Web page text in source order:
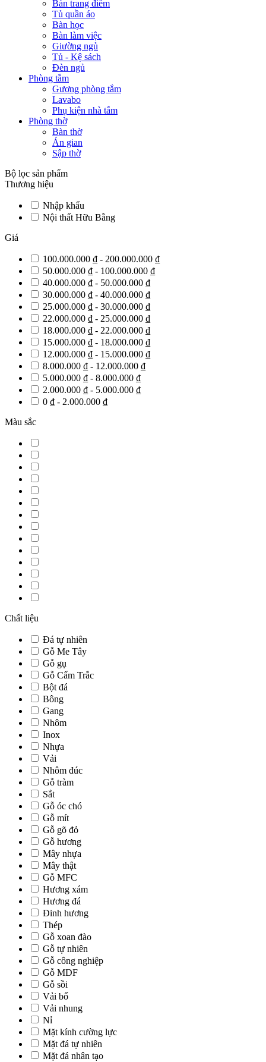
Bàn trang điểm
Tủ quần áo
Bàn học
Bàn làm việc
Giường ngủ
Tủ - Kệ sách
Đèn ngủ
Phòng tắm
Gương phòng tắm
Lavabo
Phụ kiện nhà tắm
Phòng thờ
Bàn thờ
Án gian
Sập thờ
Bộ lọc sản phẩm
Thương hiệu
Nhập khẩu
Nội thất Hữu Bằng
Giá
100.000.000 ₫ - 200.000.000 ₫
50.000.000 ₫ - 100.000.000 ₫
40.000.000 ₫ - 50.000.000 ₫
30.000.000 ₫ - 40.000.000 ₫
25.000.000 ₫ - 30.000.000 ₫
22.000.000 ₫ - 25.000.000 ₫
18.000.000 ₫ - 22.000.000 ₫
15.000.000 ₫ - 18.000.000 ₫
12.000.000 ₫ - 15.000.000 ₫
8.000.000 ₫ - 12.000.000 ₫
5.000.000 ₫ - 8.000.000 ₫
2.000.000 ₫ - 5.000.000 ₫
0 ₫ - 2.000.000 ₫
Màu sắc
Chất liệu
Đá tự nhiên
Gỗ Me Tây
Gỗ gụ
Gỗ Cẩm Trắc
Bột đá
Bông
Gang
Nhôm
Inox
Nhựa
Vải
Nhôm đúc
Gỗ tràm
Sắt
Gỗ óc chó
Gỗ mít
Gỗ gõ đỏ
Gỗ hương
Mây nhựa
Mây thật
Gỗ MFC
Hương xám
Hương đá
Đinh hương
Thép
Gỗ xoan đào
Gỗ tự nhiên
Gỗ công nghiệp
Gỗ MDF
Gỗ sồi
Vải bố
Vải nhung
Nỉ
Mặt kính cường lực
Mặt đá tự nhiên
Mặt đá nhân tạo